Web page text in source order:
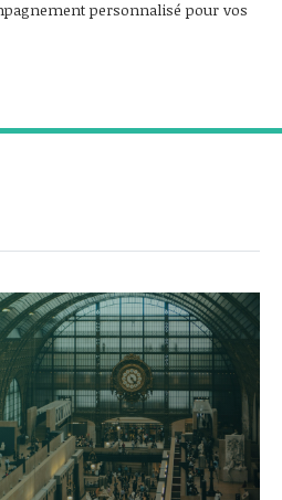
personnalisé pour vos